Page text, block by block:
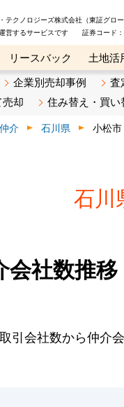
テクノロジーズ株式会社（東証グロ
営するサービスです 証券コード
リースバック 土地活
オンライン講座 リ
企業別売却事例 査
売却 住み替え・買い
介 石川県 小松市
石川
会社数推移
引会社数から仲介